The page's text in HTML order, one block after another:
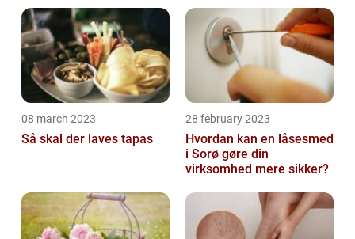
08 march 2023
Så skal der laves tapas
28 february 2023
Hvordan kan en låsesmed
i Sorø gøre din
virksomhed mere sikker?